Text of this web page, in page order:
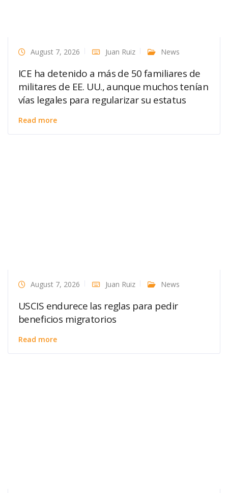
August 7, 2026 Juan Ruiz News
ICE ha detenido a más de 50 familiares de
militares de EE. UU., aunque muchos tenían
vías legales para regularizar su estatus
Read more
August 7, 2026 Juan Ruiz News
USCIS endurece las reglas para pedir
beneficios migratorios
Read more